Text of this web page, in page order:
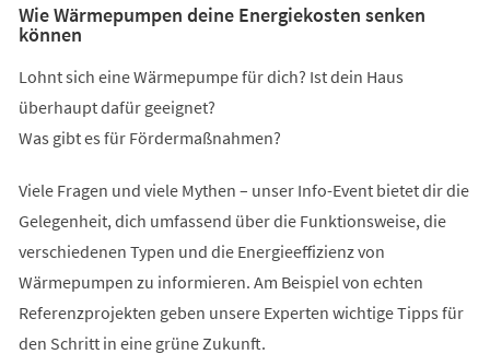
Wie Wärmepumpen deine Energiekosten senken
können
Lohnt sich eine Wärmepumpe für dich? Ist dein Haus
überhaupt dafür geeignet?
Was gibt es für Fördermaßnahmen?
Viele Fragen und viele Mythen – unser Info-Event bietet dir die
Gelegenheit, dich umfassend über die Funktionsweise, die
verschiedenen Typen und die Energieeffizienz von
Wärmepumpen zu informieren. Am Beispiel von echten
Referenzprojekten geben unsere Experten wichtige Tipps für
den Schritt in eine grüne Zukunft.